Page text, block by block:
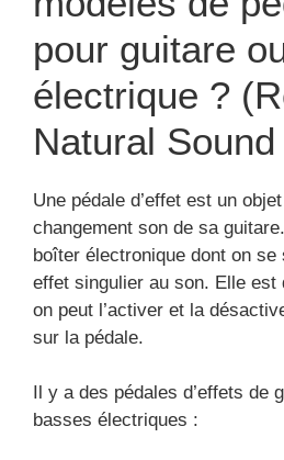
pour guitare
électrique ?
Natural
Une pédale d’effet est un
changement son de sa
boîter électronique dont on
effet singulier au son. Elle est
on peut l’activer et la
sur la pédale.
Il y a des pédales d’effets de
basses électriques :